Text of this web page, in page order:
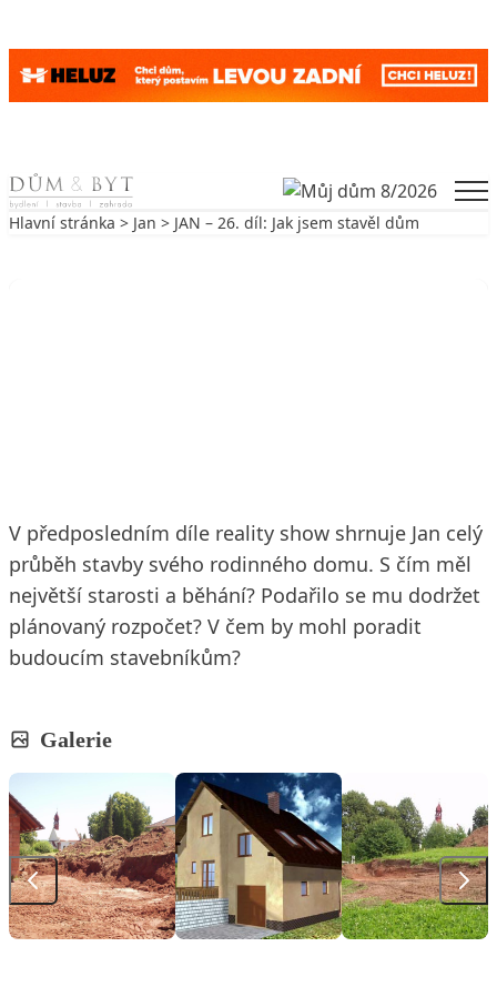
Skip to content
Hlavní stránka > Jan > JAN – 26. díl: Jak jsem stavěl dům
V předposledním díle reality show shrnuje Jan celý
průběh stavby svého rodinného domu. S čím měl
největší starosti a běhání? Podařilo se mu dodržet
plánovaný rozpočet? V čem by mohl poradit
budoucím stavebníkům?
Galerie